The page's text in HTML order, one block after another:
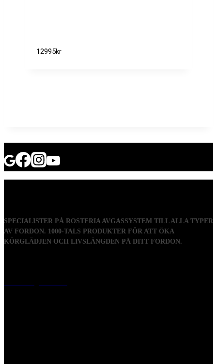
12995kr
SPECIALISTER PÅ ROSTFRIA AVGASSYSTEM TILL ALLA TYPER
AV FORDON. 1000-TALS PRODUKTER FÖR ATT ÖKA
KÖRGLÄDJEN OCH LIVSLÄNGDEN PÅ DITT FORDON.